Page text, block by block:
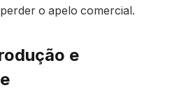
o apelo comercial.
e